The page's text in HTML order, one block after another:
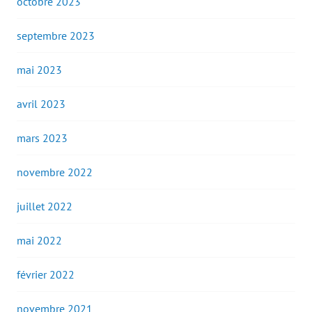
septembre 2023
mai 2023
avril 2023
mars 2023
novembre 2022
juillet 2022
mai 2022
février 2022
novembre 2021